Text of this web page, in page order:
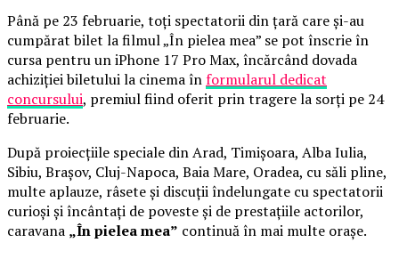
Până pe 23 februarie, toți spectatorii din țară care și-au
cumpărat bilet la filmul „În pielea mea” se pot înscrie în
cursa pentru un iPhone 17 Pro Max, încărcând dovada
achiziției biletului la cinema înformularul dedicat
concursului, premiul fiind oferit prin tragere la sorți pe 24
februarie.
După proiecțiile speciale din Arad, Timișoara, Alba Iulia,
Sibiu, Brașov, Cluj-Napoca, Baia Mare, Oradea, cu săli pline,
multe aplauze, râsete și discuții îndelungate cu spectatorii
curioși și încântați de poveste și de prestațiile actorilor,
caravana „În pielea mea” continuă în mai multe orașe.